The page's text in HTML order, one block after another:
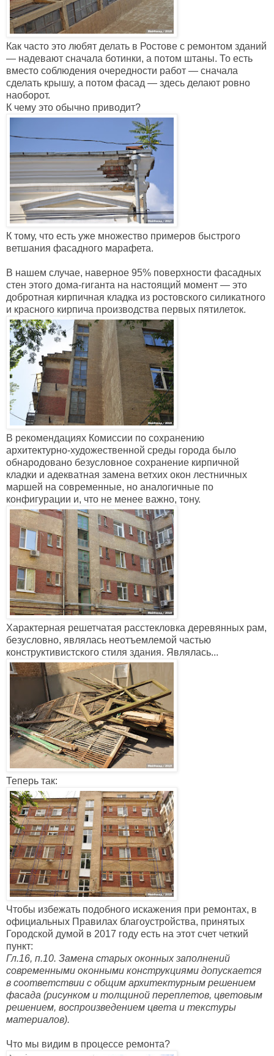
Как часто это любят делать в Ростове с ремонтом зданий
— надевают сначала ботинки, а потом штаны. То есть
вместо соблюдения очередности работ — сначала
сделать крышу, а потом фасад — здесь делают ровно
наоборот.
К чему это обычно приводит?
К тому, что есть уже множество примеров быстрого
ветшания фасадного марафета.
В нашем случае, наверное 95% поверхности фасадных
стен этого дома-гиганта на настоящий момент — это
добротная кирпичная кладка из ростовского силикатного
и красного кирпича производства первых пятилеток.
В рекомендациях Комиссии по сохранению
архитектурно-художественной среды города было
обнародовано безусловное сохранение кирпичной
кладки и адекватная замена ветхих окон лестничных
маршей на современные, но аналогичные по
конфигурации и, что не менее важно, тону.
Характерная решетчатая расстекловка деревянных рам,
безусловно, являлась неотъемлемой частью
конструктивистского стиля здания. Являлась...
Теперь так:
Чтобы избежать подобного искажения при ремонтах, в
официальных Правилах благоустройства, принятых
Городской думой в 2017 году есть на этот счет четкий
пункт:
Гл.16, п.10. Замена старых оконных заполнений
современными оконными конструкциями допускается
в соответствии с общим архитектурным решением
фасада (рисунком и толщиной переплетов, цветовым
решением, воспроизведением цвета и текстуры
материалов).
Что мы видим в процессе ремонта?